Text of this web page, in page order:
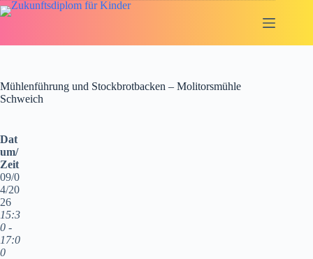
Zum
Inhalt
Mühlenführung und Stockbrotbacken – Molitorsmühle
Schweich
Dat
um/
Zeit
09/0
4/20
26
15:3
0 -
17:0
0